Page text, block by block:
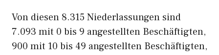
Von diesen 8.315 Niederlassungen sind
7.093 mit 0 bis 9 angestellten Beschäftigten,
900 mit 10 bis 49 angestellten Beschäftigten,